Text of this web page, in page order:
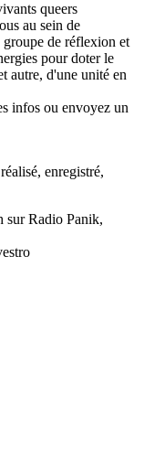
queers
au sein de
de réflexion et
pour doter le
autre, d'une unité en
infos ou envoyez un
enregistré,
sur Radio Panik,